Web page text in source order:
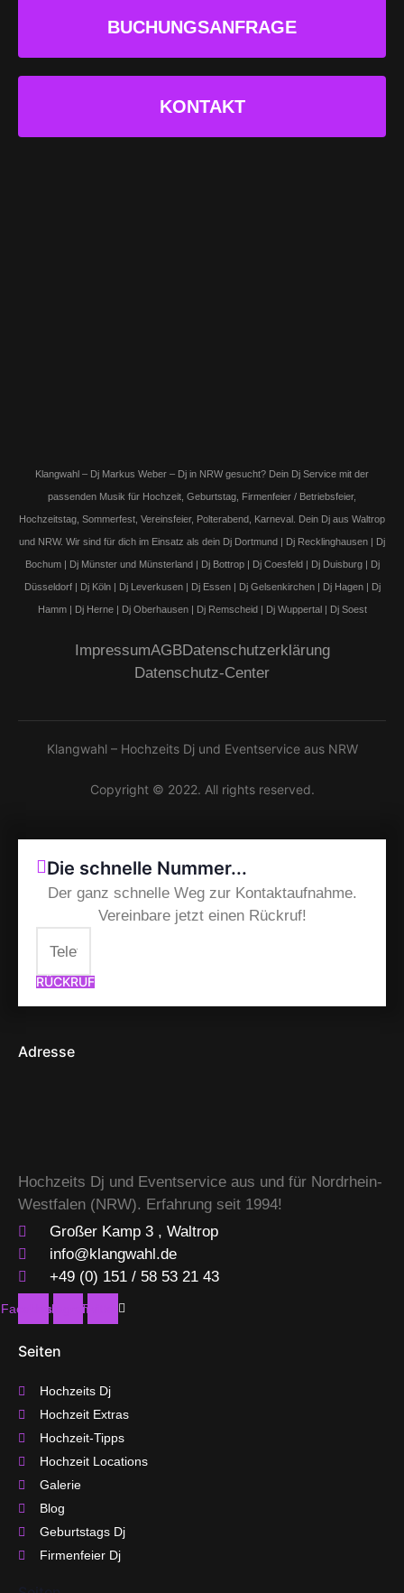
BUCHUNGSANFRAGE
KONTAKT
Klangwahl – Dj Markus Weber – Dj in NRW gesucht? Dein Dj Service mit der
passenden Musik für Hochzeit, Geburtstag, Firmenfeier / Betriebsfeier,
Hochzeitstag, Sommerfest, Vereinsfeier, Polterabend, Karneval. Dein Dj aus Waltrop
und NRW. Wir sind für dich im Einsatz als dein Dj Dortmund | Dj Recklinghausen | Dj
Bochum | Dj Münster und Münsterland | Dj Bottrop | Dj Coesfeld | Dj Duisburg | Dj
Düsseldorf | Dj Köln | Dj Leverkusen | Dj Essen | Dj Gelsenkirchen | Dj Hagen | Dj
Hamm | Dj Herne | Dj Oberhausen | Dj Remscheid | Dj Wuppertal | Dj Soest
ImpressumAGBDatenschutzerklärung
Datenschutz-Center
Klangwahl – Hochzeits Dj und Eventservice aus NRW
Copyright © 2022. All rights reserved.
Die schnelle Nummer...
Der ganz schnelle Weg zur Kontaktaufnahme.
Vereinbare jetzt einen Rückruf!
RÜCKRUF
Adresse
Hochzeits Dj und Eventservice aus und für Nordrhein-
Westfalen (NRW). Erfahrung seit 1994!
Großer Kamp 3 , Waltrop
info@klangwahl.de
+49 (0) 151 / 58 53 21 43
FacebookInstagramTwitter
Seiten
Hochzeits Dj
Hochzeit Extras
Hochzeit-Tipps
Hochzeit Locations
Galerie
Blog
Geburtstags Dj
Firmenfeier Dj